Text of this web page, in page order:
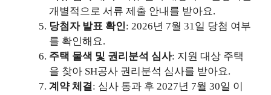
개별적으로 서류 제출 안내를 받아요.
당첨자 발표 확인: 2026년 7월 31일 당첨 여부
를 확인해요.
주택 물색 및 권리분석 심사: 지원 대상 주택
을 찾아 SH공사 권리분석 심사를 받아요.
계약 체결: 심사 통과 후 2027년 7월 30일 이